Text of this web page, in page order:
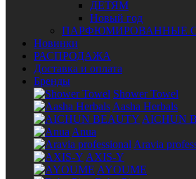
ДЕТЯМ
Новый год
ПАРФЮМИРОВАННЫЕ
Новинки
РАСПРОДАЖА
Доставка и оплата
Бренды
Shower Towel
Aasha Herbals
AICHUN
Anua
Aravia
AXIS-Y
AYOUME